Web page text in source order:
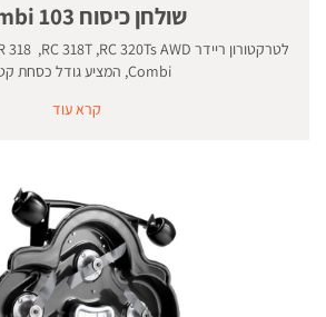
שולחן כיסוח 103 Combi
Combi, המציע גודל כסחת קטן...
קרא עוד